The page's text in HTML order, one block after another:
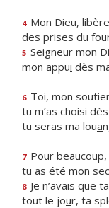
4 Mon Dieu,
des prises du fou
5 Seigneur mon
mon appui dès
6 Toi, mon
tu m’as choisi
tu seras ma loua
7 Pour
tu as été mon
8 Je n’avais que
tout le jour, ta